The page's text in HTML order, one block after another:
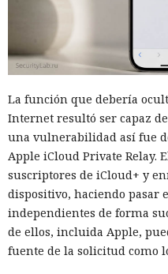
La función que debería
Internet resultó ser capaz
una vulnerabilidad así fue
Apple iCloud Private Relay.
suscriptores de iCloud+ y
dispositivo, haciendo pasar
independientes de forma
de ellos, incluida Apple,
fuente de la solicitud como